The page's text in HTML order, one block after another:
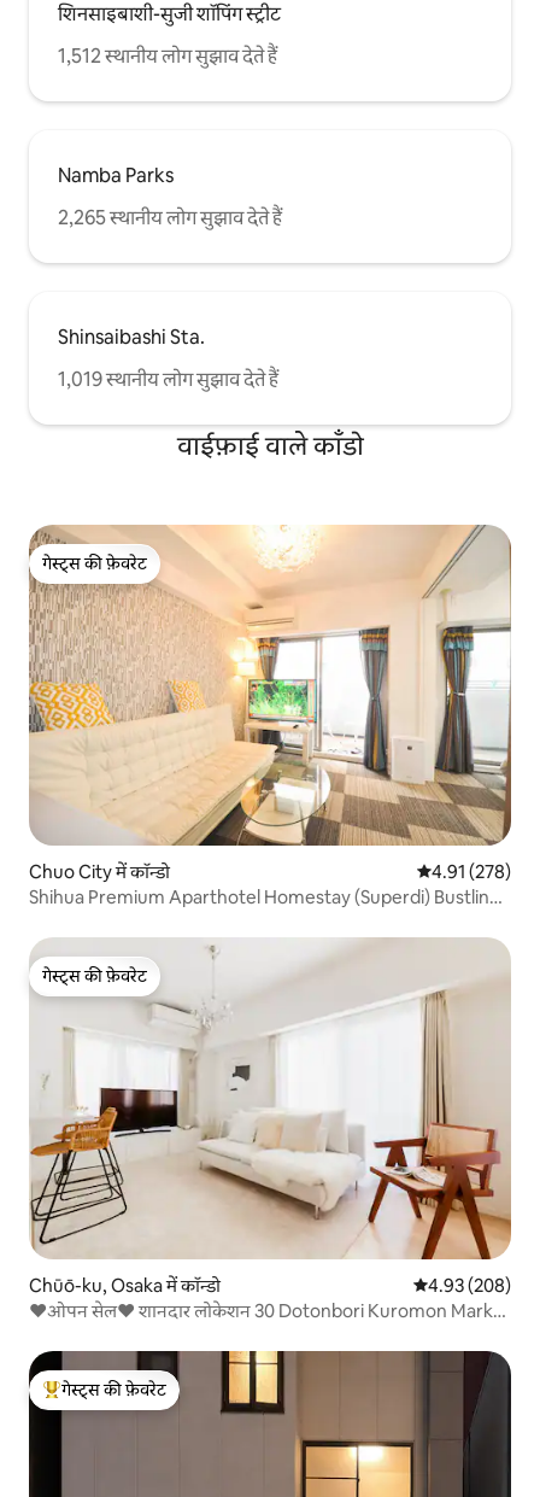
शिनसाइबाशी-सुजी शॉपिंग स्ट्रीट
1,512 स्थानीय लोग सुझाव देते हैं
Namba Parks
2,265 स्थानीय लोग सुझाव देते हैं
Shinsaibashi Sta.
1,019 स्थानीय लोग सुझाव देते हैं
वाईफ़ाई वाले काँडो
गेस्ट्स की फ़ेवरेट
गेस्ट्स की फ़ेवरेट
Chuo City में कॉन्डो औसत रेटिंग 5 में से
4.91 (278)
Shihua Premium Aparthotel Homestay (Superdi) Bustling
गेस्ट्स की फ़ेवरेट
गेस्ट्स की फ़ेवरेट
Chūō-ku, Osaka में कॉन्डो औसत रेटिंग 5 में से
4.93 (208)
❤️ओपन सेल❤️ शानदार लोकेशन 30 Dotonbori Kuromon Market
गेस्ट्स का टॉप फ़ेवरेट
गेस्ट्स की फ़ेवरेट